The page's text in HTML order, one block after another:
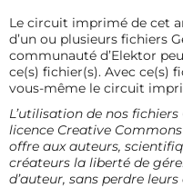
Le circuit imprimé de cet
d’un ou plusieurs fichiers
communauté d’Elektor
ce(s) fichier(s). Avec ce(s)
vous-même le circuit
L’utilisation de nos
licence Creative
offre aux auteurs,
créateurs la liberté de
d’auteur, sans perdre